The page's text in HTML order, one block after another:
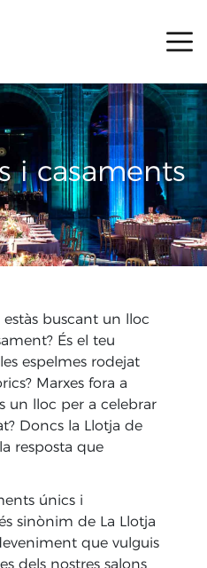
i casaments
estàs buscant un lloc
És el teu
espelmes rodejat
Marxes fora a
un lloc per a celebrar
Doncs la Llotja de
resposta que
únics i
sinònim de La Llotja
que vulguis
dels nostres salons